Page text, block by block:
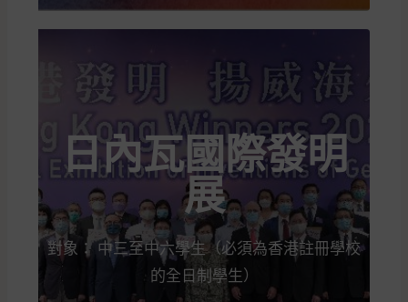
日內瓦國際發明
展
對象： 中三至中六學生（必須為香港註冊學校
的全日制學生）